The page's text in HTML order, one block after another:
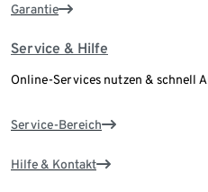
Garantie
Service & Hilfe
Online-Services nutzen & schnell
Service-Bereich
Hilfe & Kontakt